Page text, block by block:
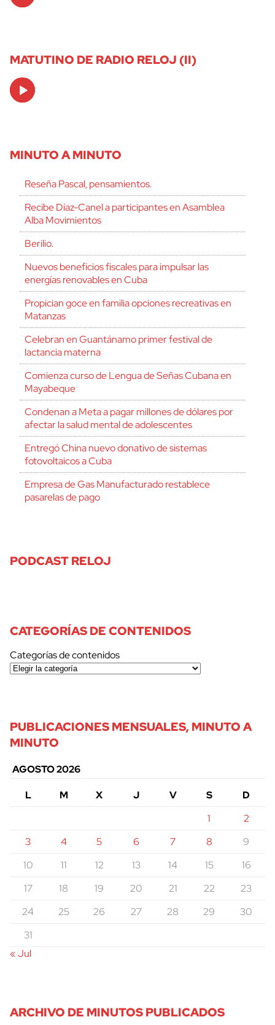
MATUTINO DE RADIO RELOJ (II)
Audio
Player
MINUTO A MINUTO
Reseña Pascal, pensamientos.
Recibe Díaz-Canel a participantes en Asamblea
Alba Movimientos
Berilio.
Nuevos beneficios fiscales para impulsar las
energías renovables en Cuba
Propician goce en familia opciones recreativas en
Matanzas
Celebran en Guantánamo primer festival de
lactancia materna
Comienza curso de Lengua de Señas Cubana en
Mayabeque
Condenan a Meta a pagar millones de dólares por
afectar la salud mental de adolescentes
Entregó China nuevo donativo de sistemas
fotovoltaicos a Cuba
Empresa de Gas Manufacturado restablece
pasarelas de pago
PODCAST RELOJ
CATEGORÍAS DE CONTENIDOS
Categorías de contenidos
PUBLICACIONES MENSUALES, MINUTO A
MINUTO
AGOSTO 2026
L
M X J V S
D
1
2
3
4 5 6 7 8
9
10
11 12 13 14 15
16
17
18 19 20 21 22
23
24
25 26 27 28 29
30
31
« Jul
ARCHIVO DE MINUTOS PUBLICADOS